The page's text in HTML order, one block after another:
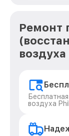
Ремонт
воздуха